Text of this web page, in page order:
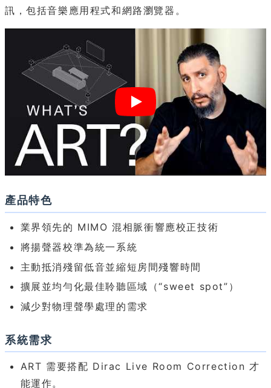
訊，包括音樂應用程式和網路瀏覽器。
產品特色
業界領先的 MIMO 混相脈衝響應校正技術
將揚聲器校準為統一系統
主動抵消殘留低音並縮短房間殘響時間
擴展並均勻化最佳聆聽區域（“sweet spot”）
減少對物理聲學處理的需求
系統需求
ART 需要搭配 Dirac Live Room Correction 才
能運作。